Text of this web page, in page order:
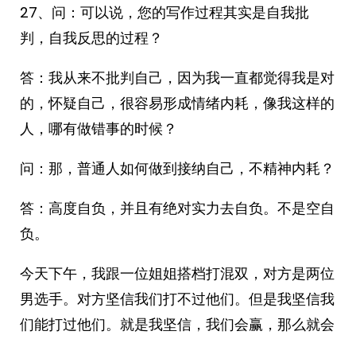
27、问：可以说，您的写作过程其实是自我批
判，自我反思的过程？
答：我从来不批判自己，因为我一直都觉得我是对
的，怀疑自己，很容易形成情绪内耗，像我这样的
人，哪有做错事的时候？
问：那，普通人如何做到接纳自己，不精神内耗？
答：高度自负，并且有绝对实力去自负。不是空自
负。
今天下午，我跟一位姐姐搭档打混双，对方是两位
男选手。对方坚信我们打不过他们。但是我坚信我
们能打过他们。就是我坚信，我们会赢，那么就会